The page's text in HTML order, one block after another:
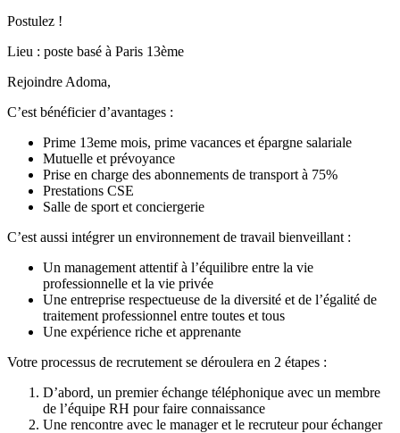
Postulez !
Lieu : poste basé à Paris 13ème
Rejoindre Adoma,
C’est bénéficier d’avantages :
Prime 13eme mois, prime vacances et épargne salariale
Mutuelle et prévoyance
Prise en charge des abonnements de transport à 75%
Prestations CSE
Salle de sport et conciergerie
C’est aussi intégrer un environnement de travail bienveillant :
Un management attentif à l’équilibre entre la vie
professionnelle et la vie privée
Une entreprise respectueuse de la diversité et de l’égalité de
traitement professionnel entre toutes et tous
Une expérience riche et apprenante
Votre processus de recrutement se déroulera en 2 étapes :
D’abord, un premier échange téléphonique avec un membre
de l’équipe RH pour faire connaissance
Une rencontre avec le manager et le recruteur pour échanger